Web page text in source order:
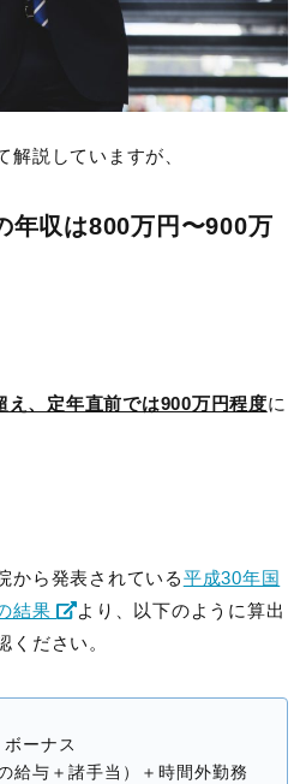
解説していますが、
年収は800万円〜900万
え、定年直前では900万円程度に
から発表されている平成30年国
結果
より、以下のように算出
ください。
ーナス
給与＋諸手当）＋時間外勤務